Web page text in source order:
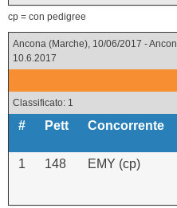
cp = con pedigree
Ancona (Marche), 10/06/2017 -
10.6.2017
Classificato: 1
# Pett Concorrente
1 148 EMY (cp)